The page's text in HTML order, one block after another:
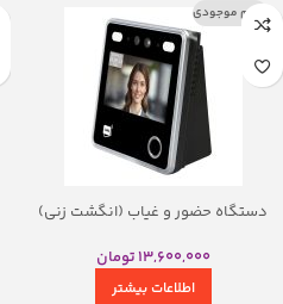
اتمام موجودی
دستگاه حضور و غیاب (انگشت زنی)
13,600,000تومان
اطلاعات بیشتر